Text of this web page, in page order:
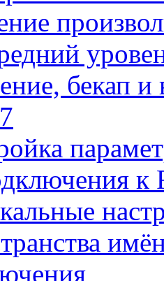
бекап и
к